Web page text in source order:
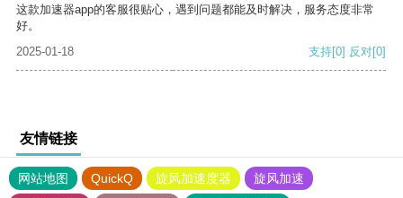
这款加速器app的客服很贴心，遇到问题都能及时解决，服务态度非常
好。
2025-01-18
支持[0] 反对[0]
友情链接
网站地图 QuickQ 旋风加速度器
旋风加速